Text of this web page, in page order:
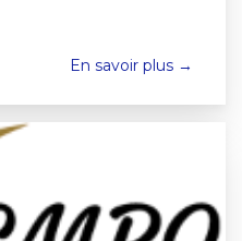
En savoir plus →